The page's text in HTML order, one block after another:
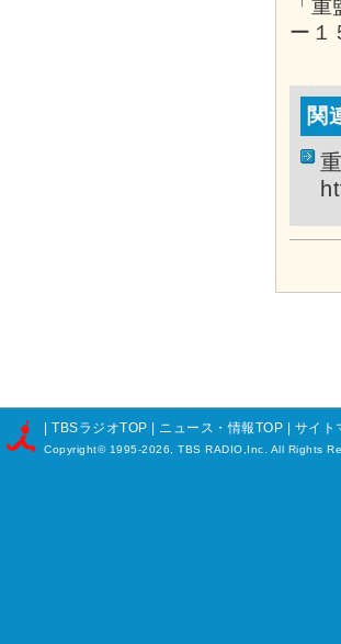
「
ー１
関
TBSラジオTOP ニュース・情報TOP サイト
Copyright© 1995-2026, TBS RADIO,Inc. All Rights